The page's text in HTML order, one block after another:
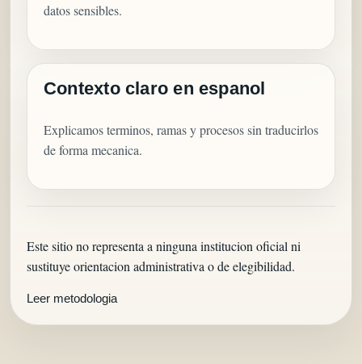
datos sensibles.
Contexto claro en espanol
Explicamos terminos, ramas y procesos sin traducirlos
de forma mecanica.
Este sitio no representa a ninguna institucion oficial ni
sustituye orientacion administrativa o de elegibilidad.
Leer metodologia